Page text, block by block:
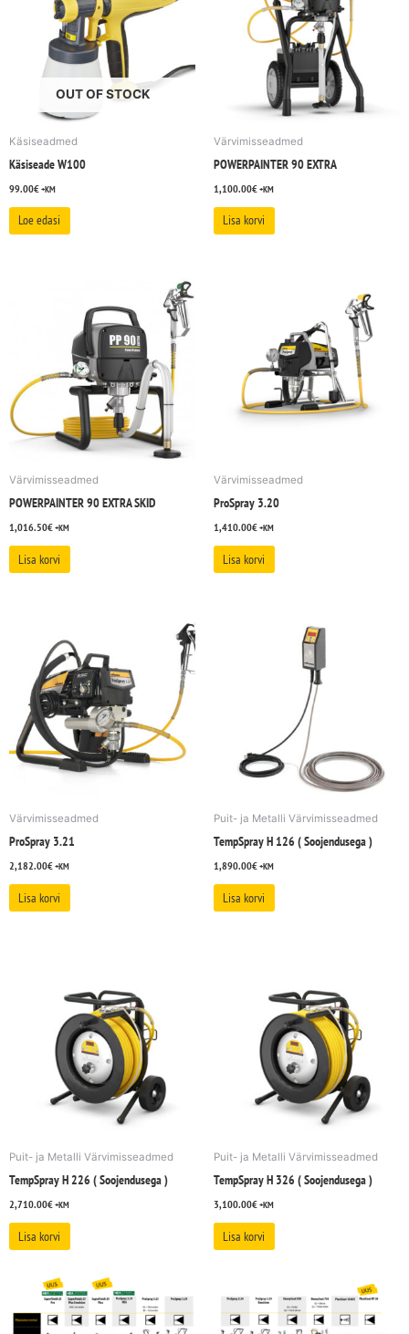
OUT OF STOCK
Käsiseadmed
Käsiseade W100
99.00€+KM
Loe edasi
Värvimisseadmed
POWERPAINTER 90 EXTRA
1,100.00€+KM
Lisa korvi
Värvimisseadmed
POWERPAINTER 90 EXTRA SKID
1,016.50€+KM
Lisa korvi
Värvimisseadmed
ProSpray 3.20
1,410.00€+KM
Lisa korvi
Värvimisseadmed
ProSpray 3.21
2,182.00€+KM
Lisa korvi
Puit- ja Metalli Värvimisseadmed
TempSpray H 126 ( Soojendusega )
1,890.00€+KM
Lisa korvi
Puit- ja Metalli Värvimisseadmed
TempSpray H 226 ( Soojendusega )
2,710.00€+KM
Lisa korvi
Puit- ja Metalli Värvimisseadmed
TempSpray H 326 ( Soojendusega )
3,100.00€+KM
Lisa korvi